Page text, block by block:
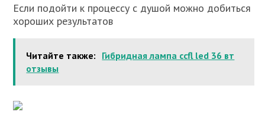
Если подойти к процессу с душой можно добиться
хороших результатов
Читайте также: Гибридная лампа ccfl led 36 вт
отзывы